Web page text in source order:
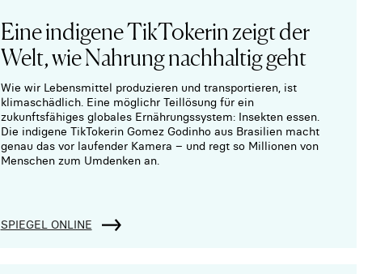
Eine indigene TikTokerin zeigt der
Welt, wie Nahrung nachhaltig geht
Wie wir Lebensmittel produzieren und transportieren, ist
klimaschädlich. Eine möglichr Teillösung für ein
zukunftsfähiges globales Ernährungssystem: Insekten essen.
Die indigene TikTokerin Gomez Godinho aus Brasilien macht
genau das vor laufender Kamera – und regt so Millionen von
Menschen zum Umdenken an.
SPIEGEL ONLINE